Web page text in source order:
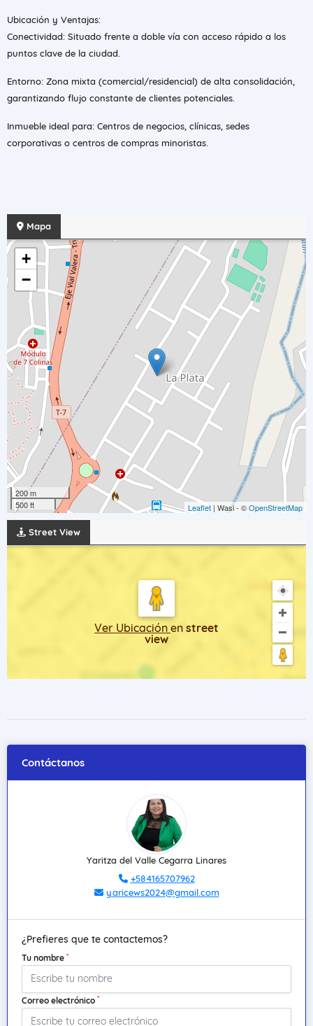
Ubicación y Ventajas:
Conectividad: Situado frente a doble vía con acceso rápido a los
puntos clave de la ciudad.
Entorno: Zona mixta (comercial/residencial) de alta consolidación,
garantizando flujo constante de clientes potenciales.
Inmueble ideal para: Centros de negocios, clínicas, sedes
corporativas o centros de compras minoristas.
Mapa
+
−
200 m
500 ft
Leaflet | Wasi - ©OpenStreetMap
Street View
Ver Ubicación en street
view
Contáctanos
Yaritza del Valle Cegarra Linares
+584165707962
yaricews2024@gmail.com
¿Prefieres que te contactemos?
Tu nombre *
Correo electrónico *